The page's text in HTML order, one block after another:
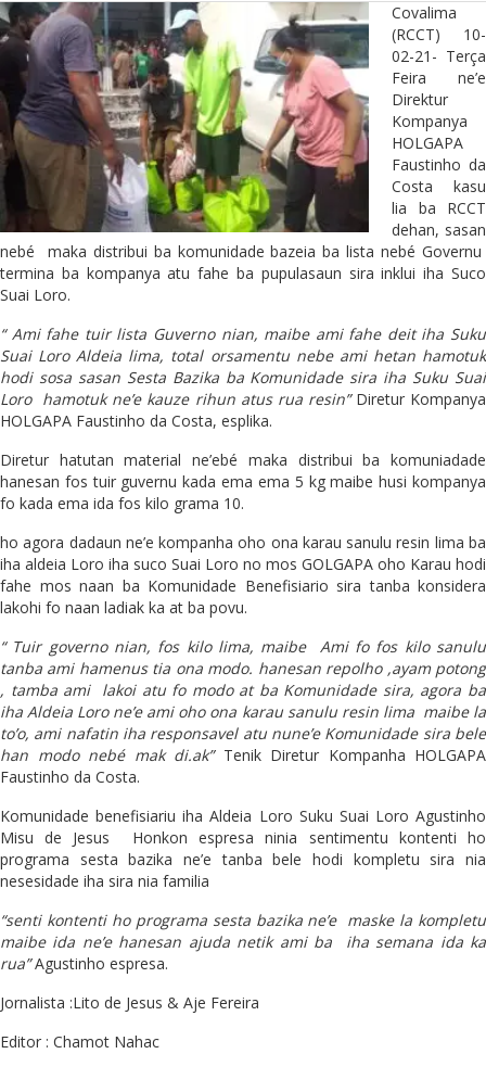
Covalima
(RCCT) 10-
02-21- Terça
Feira ne’e
Direktur
Kompanya
HOLGAPA
Faustinho da
Costa kasu
lia ba RCCT
dehan, sasan
nebé maka distribui ba komunidade bazeia ba lista nebé Governu
termina ba kompanya atu fahe ba pupulasaun sira inklui iha Suco
Suai Loro.
“ Ami fahe tuir lista Guverno nian, maibe ami fahe deit iha Suku
Suai Loro Aldeia lima, total orsamentu nebe ami hetan hamotuk
hodi sosa sasan Sesta Bazika ba Komunidade sira iha Suku Suai
Loro hamotuk ne’e kauze rihun atus rua resin”Diretur Kompanya
HOLGAPA Faustinho da Costa, esplika.
Diretur hatutan material ne’ebé maka distribui ba komuniadade
hanesan fos tuir guvernu kada ema ema 5 kg maibe husi kompanya
fo kada ema ida fos kilo grama 10.
ho agora dadaun ne’e kompanha oho ona karau sanulu resin lima ba
iha aldeia Loro iha suco Suai Loro no mos GOLGAPA oho Karau hodi
fahe mos naan ba Komunidade Benefisiario sira tanba konsidera
lakohi fo naan ladiak ka at ba povu.
“ Tuir governo nian, fos kilo lima, maibe Ami fo fos kilo sanulu
tanba ami hamenus tia ona modo. hanesan repolho ,ayam potong
, tamba ami lakoi atu fo modo at ba Komunidade sira, agora ba
iha Aldeia Loro ne’e ami oho ona karau sanulu resin lima maibe la
to’o, ami nafatin iha responsavel atu nune’e Komunidade sira bele
han modo nebé mak di.ak”Tenik Diretur Kompanha HOLGAPA
Faustinho da Costa.
Komunidade benefisiariu iha Aldeia Loro Suku Suai Loro Agustinho
Misu de Jesus Honkon espresa ninia sentimentu kontenti ho
programa sesta bazika ne’e tanba bele hodi kompletu sira nia
nesesidade iha sira nia familia
“senti kontenti ho programa sesta bazika ne’e maske la kompletu
maibe ida ne’e hanesan ajuda netik ami ba iha semana ida ka
rua”Agustinho espresa.
Jornalista :Lito de Jesus & Aje Fereira
Editor : Chamot Nahac